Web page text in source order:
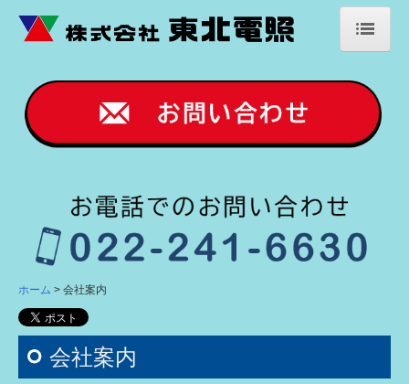
会社案内
業務案内
施工事例
屋上看板
建植看板
壁面看板
室内看板
ホーム 会社案内
会社案内